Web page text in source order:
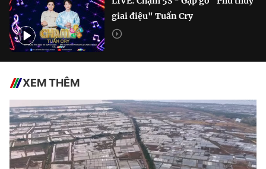
giai điệu" Tuấn Cry
XEM THÊM